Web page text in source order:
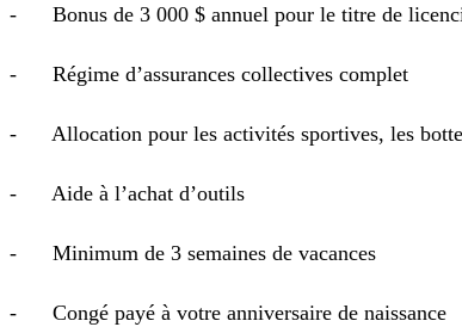
- Bonus de 3 000 $ annuel pour le titre de
- Régime d’assurances collectives complet
- Allocation pour les activités sportives, les
- Aide à l’achat d’outils
- Minimum de 3 semaines de vacances
- Congé payé à votre anniversaire de naissance